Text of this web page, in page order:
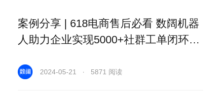
案例分享 | 618电商售后必看 数阔机器
人助力企业实现5000+社群工单闭环管
2024-05-21 · 5871 阅读